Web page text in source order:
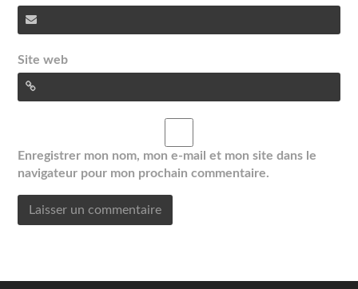
Site web
Enregistrer mon nom, mon e-mail et mon site dans le
navigateur pour mon prochain commentaire.